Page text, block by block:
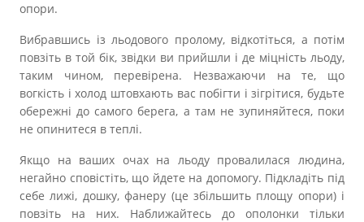
опори.
Вибравшись із льодового пролому, відкотіться, а потім
повзіть в той бік, звідки ви прийшли і де міцність льоду,
таким чином, перевірена. Незважаючи на те, що
вогкість і холод штовхають вас побігти і зігрітися, будьте
обережні до самого берега, а там не зупиняйтеся, поки
не опинитеся в теплі.
Якщо на ваших очах на льоду провалилася людина,
негайно сповістіть, що йдете на допомогу. Підкладіть під
себе лижі, дошку, фанеру (це збільшить площу опори) і
повзіть на них. Наближайтесь до ополонки тільки